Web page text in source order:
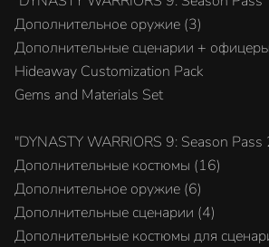
Дополнительное оружие (3)
Дополнительные сценарии +
Hideaway Customization Pack
Gems and Materials Set
"DYNASTY WARRIORS 9: Season Pass
Дополнительные костюмы (16)
Дополнительное оружие (6)
Дополнительные сценарии (4)
Дополнительные костюмы для